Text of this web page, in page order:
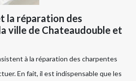
la réparation des
ville de Chateaudouble et
à la réparation des charpentes
En fait, il est indispensable que les